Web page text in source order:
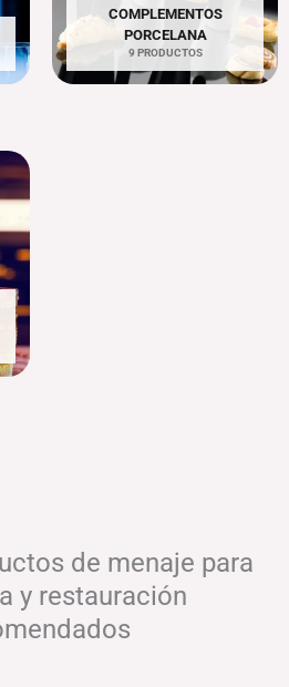
COMPLEMENTOS
PORCELANA
9 PRODUCTOS
de menaje para
y restauración